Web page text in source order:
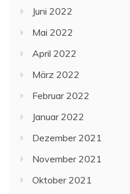
Juni 2022
Mai 2022
April 2022
März 2022
Februar 2022
Januar 2022
Dezember 2021
November 2021
Oktober 2021